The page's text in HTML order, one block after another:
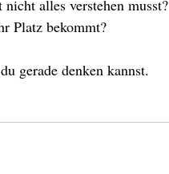
alles verstehen musst?
Platz bekommt?
gerade denken kannst.